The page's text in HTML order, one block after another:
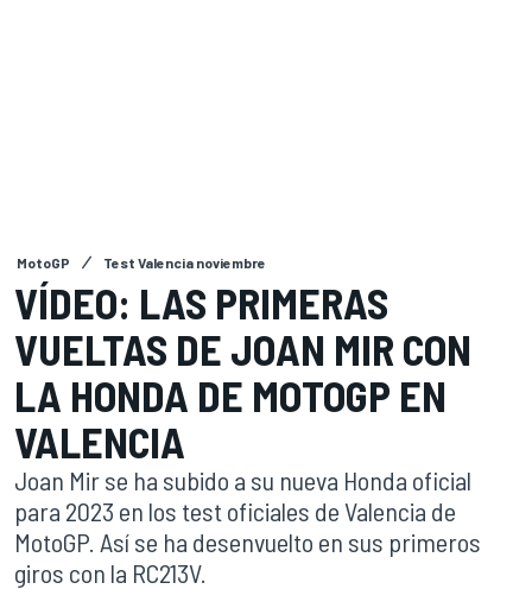
MotoGP Test Valencia noviembre
VÍDEO: LAS PRIMERAS
VUELTAS DE JOAN MIR CON
LA HONDA DE MOTOGP EN
VALENCIA
Joan Mir se ha subido a su nueva Honda oficial
para 2023 en los test oficiales de Valencia de
MotoGP. Así se ha desenvuelto en sus primeros
giros con la RC213V.